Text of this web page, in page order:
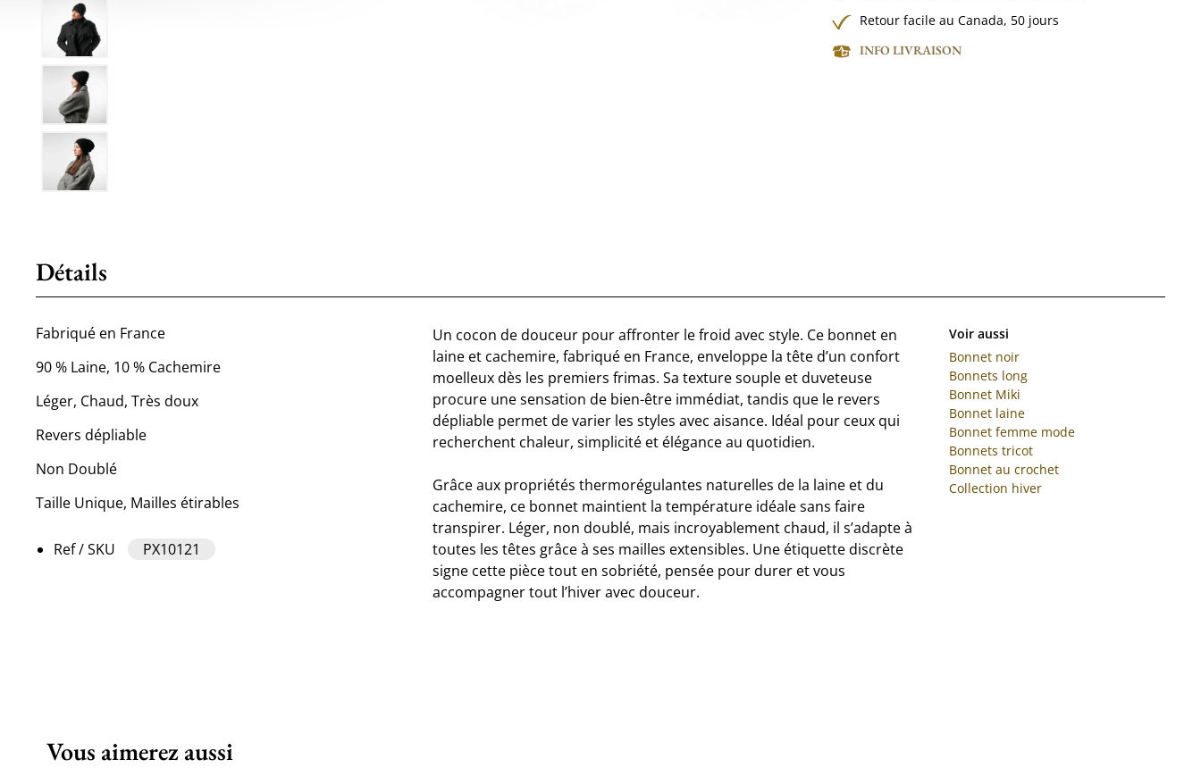
Retour facile au Canada, 50 jours
INFO LIVRAISON
Détails
Fabriqué en France
90 % Laine, 10 % Cachemire
Léger, Chaud, Très doux
Revers dépliable
Non Doublé
Taille Unique, Mailles étirables
Ref / SKU PX10121
Un cocon de douceur pour affronter le froid avec style. Ce bonnet en
laine et cachemire, fabriqué en France, enveloppe la tête d’un confort
moelleux dès les premiers frimas. Sa texture souple et duveteuse
procure une sensation de bien-être immédiat, tandis que le revers
dépliable permet de varier les styles avec aisance. Idéal pour ceux qui
recherchent chaleur, simplicité et élégance au quotidien.
Grâce aux propriétés thermorégulantes naturelles de la laine et du
cachemire, ce bonnet maintient la température idéale sans faire
transpirer. Léger, non doublé, mais incroyablement chaud, il s’adapte à
toutes les têtes grâce à ses mailles extensibles. Une étiquette discrète
signe cette pièce tout en sobriété, pensée pour durer et vous
accompagner tout l’hiver avec douceur.
Voir aussi
Bonnet noir
Bonnets long
Bonnet Miki
Bonnet laine
Bonnet femme mode
Bonnets tricot
Bonnet au crochet
Collection hiver
Vous aimerez aussi